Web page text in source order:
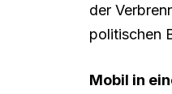
der
politischen
Mobil in